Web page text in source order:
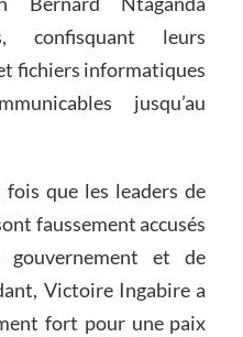
confisquant leurs
fichiers informatiques
jusqu’au
fois que les leaders de
faussement accusés
gouvernement et de
Victoire Ingabire a
fort pour une paix